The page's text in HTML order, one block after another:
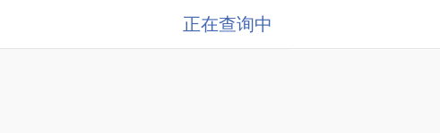
正在查询中